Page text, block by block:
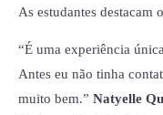
As estudantes destacam
“É uma experiência
Antes eu não tinha
muito bem.” Natyelle